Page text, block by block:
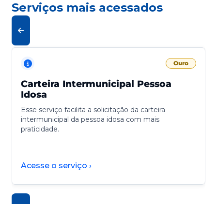
Serviços mais acessados
Ouro
Carteira Intermunicipal Pessoa
Idosa
Esse serviço facilita a solicitação da carteira
intermunicipal da pessoa idosa com mais
praticidade.
Acesse o serviço ›